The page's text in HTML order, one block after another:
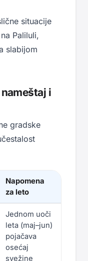
situacije
Paliluli,
slabijom
i
gradske
Napomena
za leto
Jednom uoči
leta (maj–jun)
pojačava
osećaj
svežine